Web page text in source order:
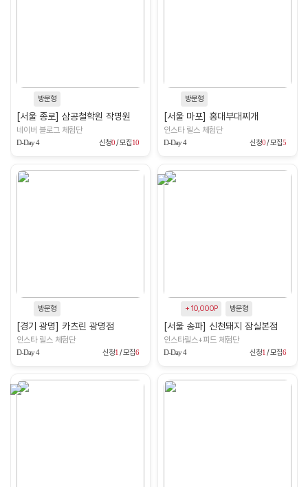
방문형
[서울 종로] 삼공철학원 작명원
네이버 블로그 체험단
D-Day 4 신청0/ 모집10
방문형
[서울 마포] 홍대부대찌개
인스타 릴스 체험단
D-Day 4 신청0/ 모집5
방문형
[경기 광명] 카츠린 광명점
인스타 릴스 체험단
D-Day 4 신청1 / 모집6
+ 10,000P 방문형
[서울 송파] 신천돼지 잠실본점
인스타릴스+피드 체험단
D-Day 4 신청1 / 모집6